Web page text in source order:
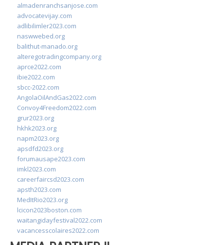
almadenranchsanjose.com
advocatevijay.com
adlibilimler2023.com
naswwebed.org
balithut-manado.org
alteregotradingcompany.org
aprce2022.com
ibie2022.com
sbcc-2022.com
AngolaOilAndGas2022.com
Convoy4Freedom2022.com
grur2023.org
hkhk2023.org
napm2023.org
apsdfd2023.org
forumausape2023.com
imkl2023.com
careerfaircsd2023.com
apsth2023.com
MedItRio2023.org
lcicon2023boston.com
waitangidayfestival2022.com
vacancesscolaires2022.com